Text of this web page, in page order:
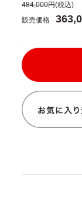
484,000円(税込)
販売価格